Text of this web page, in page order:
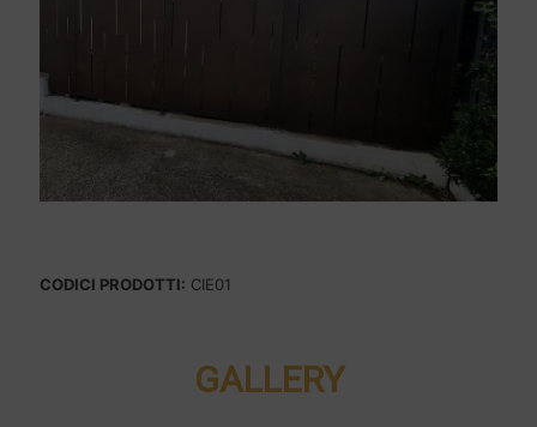
CODICI PRODOTTI: CIE01
GALLERY